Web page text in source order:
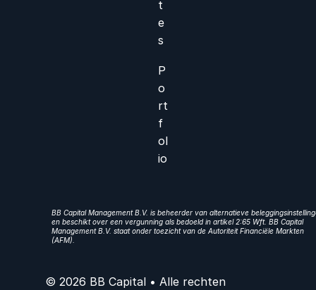
t
e
s
P
o
rt
f
ol
io
BB Capital Management B.V. is beheerder van alternatieve
en beschikt over een vergunning als bedoeld in artikel 2:65 Wft. BB Capital
Management B.V. staat onder toezicht van de Autoriteit Financiële Markten
(AFM).
© 2026 BB Capital • Alle rechten